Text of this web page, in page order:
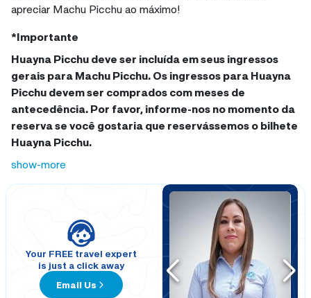
apreciar Machu Picchu ao máximo!
*Importante
Huayna Picchu deve ser incluída em seus ingressos
gerais para Machu Picchu. Os ingressos para Huayna
Picchu devem ser comprados com meses de
antecedência. Por favor, informe-nos no momento da
reserva se você gostaria que reservássemos o bilhete
Huayna Picchu.
show-more
Your FREE travel expert
is just a click away
Email Us